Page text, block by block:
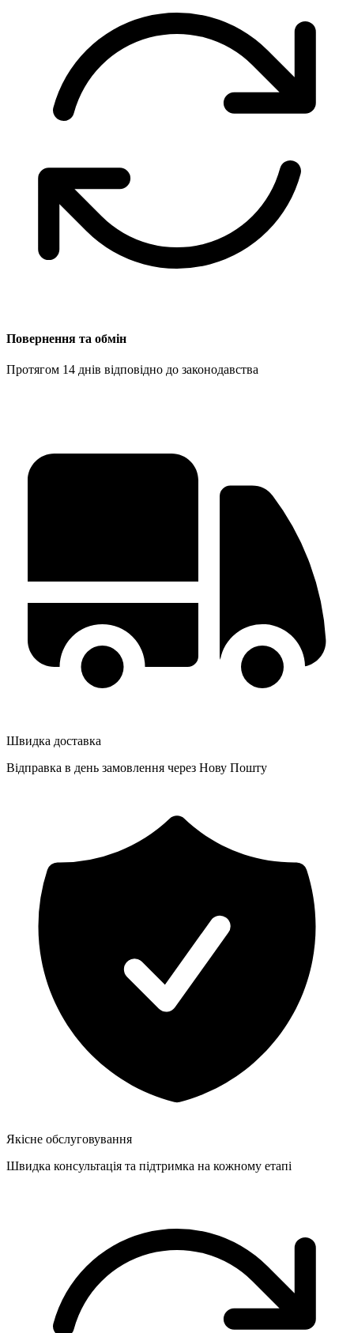
Повернення та обмін
Протягом 14 днів відповідно до законодавства
Швидка доставка
Відправка в день замовлення через Нову Пошту
Якісне обслуговування
Швидка консультація та підтримка на кожному етапі